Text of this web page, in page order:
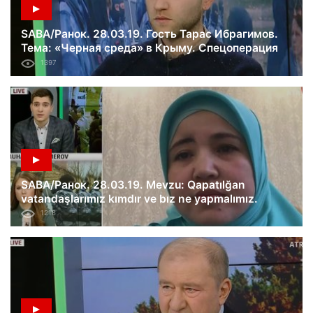
SABA/Ранок. 28.03.19. Гость Тарас Ибрагимов.
Тема: «Черная среда» в Крыму. Спецоперация
ФСБ против крымских татар.
1397
SABA/Ранок. 28.03.19. Mevzu: Qapatılğan
vatandaşlarımız kımdır ve bız ne yapmalımız.
1218